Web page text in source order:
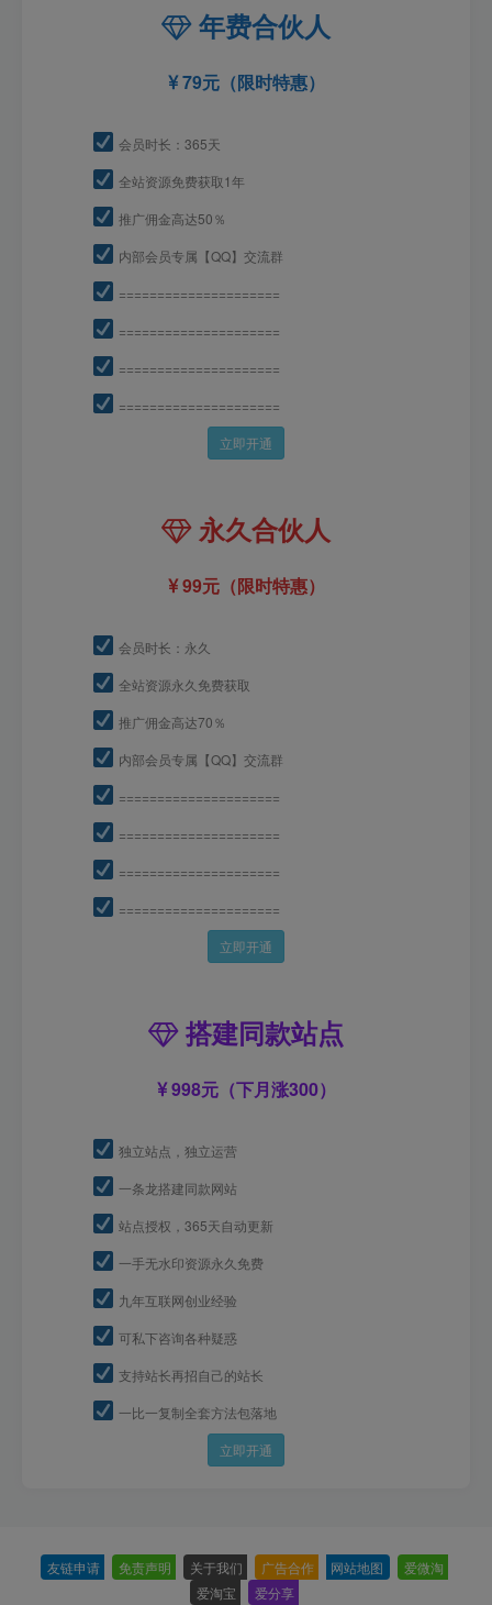
年费合伙人
79元（限时特惠）
会员时长：365天
全站资源免费获取1年
推广佣金高达50％
内部会员专属【QQ】交流群
=====================
=====================
=====================
=====================
立即开通
永久合伙人
99元（限时特惠）
会员时长：永久
全站资源永久免费获取
推广佣金高达70％
内部会员专属【QQ】交流群
=====================
=====================
=====================
=====================
立即开通
搭建同款站点
998元（下月涨300）
独立站点，独立运营
一条龙搭建同款网站
站点授权，365天自动更新
一手无水印资源永久免费
九年互联网创业经验
可私下咨询各种疑惑
支持站长再招自己的站长
一比一复制全套方法包落地
立即开通
友链申请 免责声明 关于我们 广告合作 网站地图 爱微淘
爱淘宝
爱分享